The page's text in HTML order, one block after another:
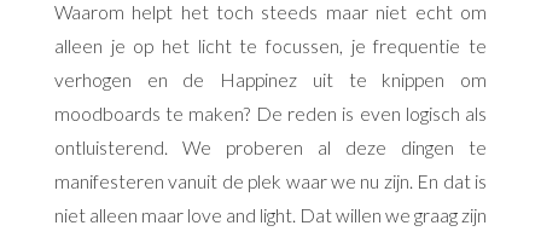
Waarom helpt het toch steeds maar niet echt om
alleen je op het licht te focussen, je frequentie te
verhogen en de Happinez uit te knippen om
moodboards te maken? De reden is even logisch als
ontluisterend. We proberen al deze dingen te
manifesteren vanuit de plek waar we nu zijn. En dat is
niet alleen maar love and light. Dat willen we graag zijn